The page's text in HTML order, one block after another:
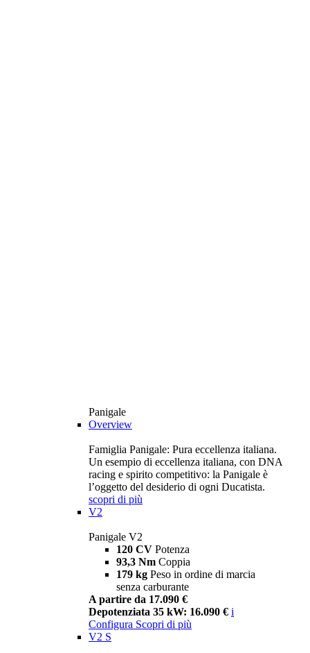
Panigale
Overview
Famiglia Panigale: Pura eccellenza italiana.
Un esempio di eccellenza italiana, con DNA
racing e spirito competitivo: la Panigale è
l’oggetto del desiderio di ogni Ducatista.
scopri di più
V2
Panigale V2
120 CV Potenza
93,3 Nm Coppia
179 kg Peso in ordine di marcia
senza carburante
A partire da 17.090 €
Depotenziata 35 kW: 16.090 € i
Configura Scopri di più
V2 S